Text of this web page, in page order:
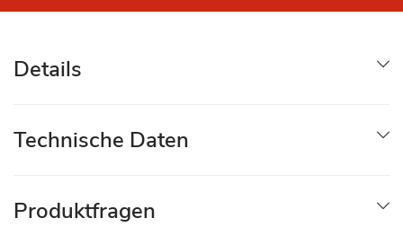
Details
Technische Daten
Produktfragen